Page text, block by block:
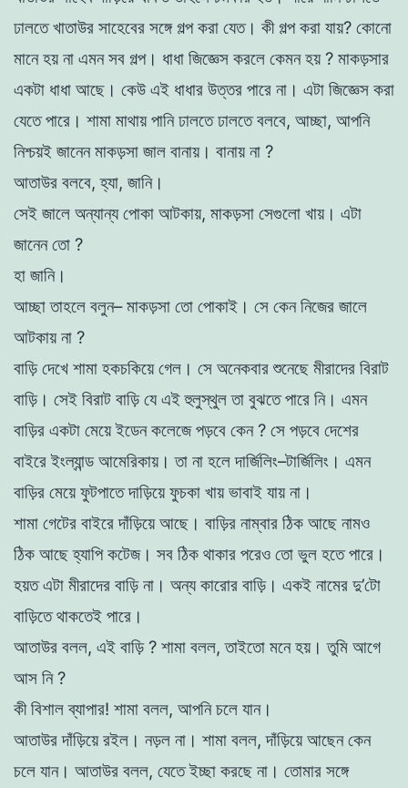
ঢালতেখাতাউর সাহেবের সঙ্গে গল্পকরা যেত। কী গল্পকরা যায়? কোনাে
মানেহয়না এমনসব গল্প। ধাধা জিজ্ঞেস করলে কেমনহয়? মাকড়সার
একটা ধাধা আছে । কেউএই ধাধার উত্তর পারে না । এটা জিজ্ঞেস করা
যেতে পারে । শামা মাথায়পানিঢালতেঢালতেবলবে, আচ্ছা, আপনি
নিশ্চয়ই জানেনমাকড়সা জাল বানায়। বানায়না ?
আতাউর বলবে,হ্যা, জানি।
সেই জালে অন্যান্য পােকা আটকায়, মাকড়সা সেগুলাে খায়। এটা
জানেনতাে ?
হা জানি।
আচ্ছাতাহলে বলুন–মাকড়সা তাে পােকাই । সে কেননিজের জালে
আটকায়না ?
বাড়িদেখে শামা হকচকিয়েগেল । সে অনেকবার শুনেছে মীরাদের বিরাট
বাড়ি। সেই বিরাট বাড়িযেএইহুলুস্থুলতা বুঝতেপারে নি। এমন
বাড়ির একটা মেয়েইডেনকলেজেপড়বে কেন? সে পড়বে দেশের
বাইরেইংল্যান্ডআমেরিকায়।তা না হলেদার্জিলিং–টার্জিলিং । এমন
বাড়ির মেয়েফুটপাতেদাড়িয়েফুচকা খায়ভাবাই যায়না ।
শামা গেটের বাইরেদাঁড়িয়েআছে । বাড়ির নাম্বার ঠিক আছে নামও
ঠিক আছেহ্যাপিকটেজ। সব ঠিক থাকার পরেও তাে ভুল হতেপারে ।
হয়তএটা মীরাদের বাড়িনা । অন্যকারাের বাড়ি। একই নামের দু’টো
বাড়িতেথাকতেই পারে ।
আতাউর বলল, এই বাড়ি? শামা বলল,তাইতাে মনেহয়।তুমি আগে
আস নি?
কীবিশালব্যাপার! শামা বলল, আপনিচলে যান।
আতাউরদাঁড়িয়েরইল । নড়ল না । শামা বলল,দাঁড়িয়েআছেনকেন
চলে যান। আতাউর বলল, যেতেইচ্ছা করছে না । তােমার সঙ্গে